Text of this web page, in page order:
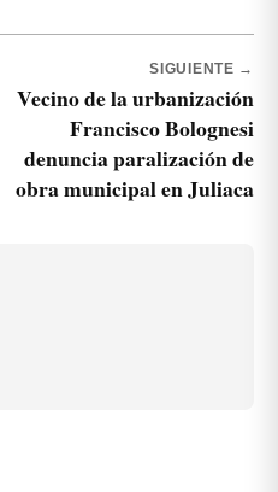
SIGUIENTE →
Vecino de la urbanización
Francisco Bolognesi
denuncia paralización de
obra municipal en Juliaca